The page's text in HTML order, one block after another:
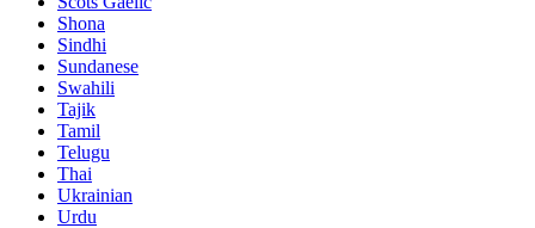
Shona
Sindhi
Sundanese
Swahili
Tajik
Tamil
Telugu
Thai
Ukrainian
Urdu